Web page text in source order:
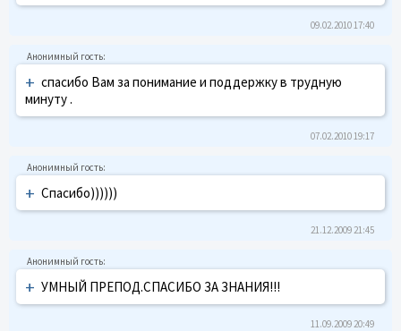
09.02.2010 17:40
+ спасибо Вам за понимание и поддержку в трудную
минуту .
07.02.2010 19:17
+ Спасибо))))))
21.12.2009 21:45
+ УМНЫЙ ПРЕПОД.СПАСИБО ЗА ЗНАНИЯ!!!
11.09.2009 20:49